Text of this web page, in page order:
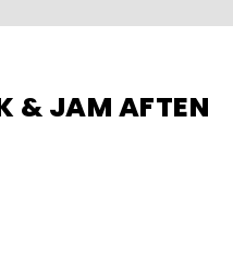
& JAM AFTEN